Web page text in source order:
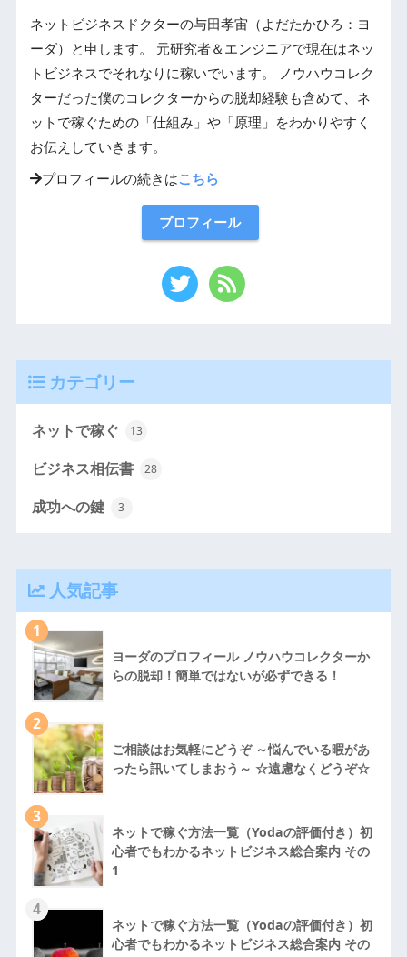
ネットビジネスドクターの与田孝宙（よだたかひろ：ヨ
ーダ）と申します。 元研究者＆エンジニアで現在はネッ
トビジネスでそれなりに稼いでいます。 ノウハウコレク
ターだった僕のコレクターからの脱却経験も含めて、ネ
ットで稼ぐための「仕組み」や「原理」をわかりやすく
お伝えしていきます。
プロフィールの続きはこちら
プロフィール
カテゴリー
ネットで稼ぐ 13
ビジネス相伝書 28
成功への鍵 3
人気記事
1
ヨーダのプロフィール ノウハウコレクターか
らの脱却！簡単ではないが必ずできる！
2
ご相談はお気軽にどうぞ ～悩んでいる暇があ
ったら訊いてしまおう～ ☆遠慮なくどうぞ☆
3
ネットで稼ぐ方法一覧（Yodaの評価付き）初
心者でもわかるネットビジネス総合案内 その
1
4
ネットで稼ぐ方法一覧（Yodaの評価付き）初
心者でもわかるネットビジネス総合案内 その